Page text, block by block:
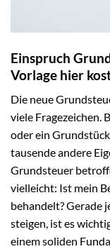
Einspruch
Vorlage hier
Die neue
viele Fragezeichen.
oder ein
tausende andere
Grundsteuer
vielleicht: Ist mein
behandelt? Gerade
steigen, ist es
einem soliden